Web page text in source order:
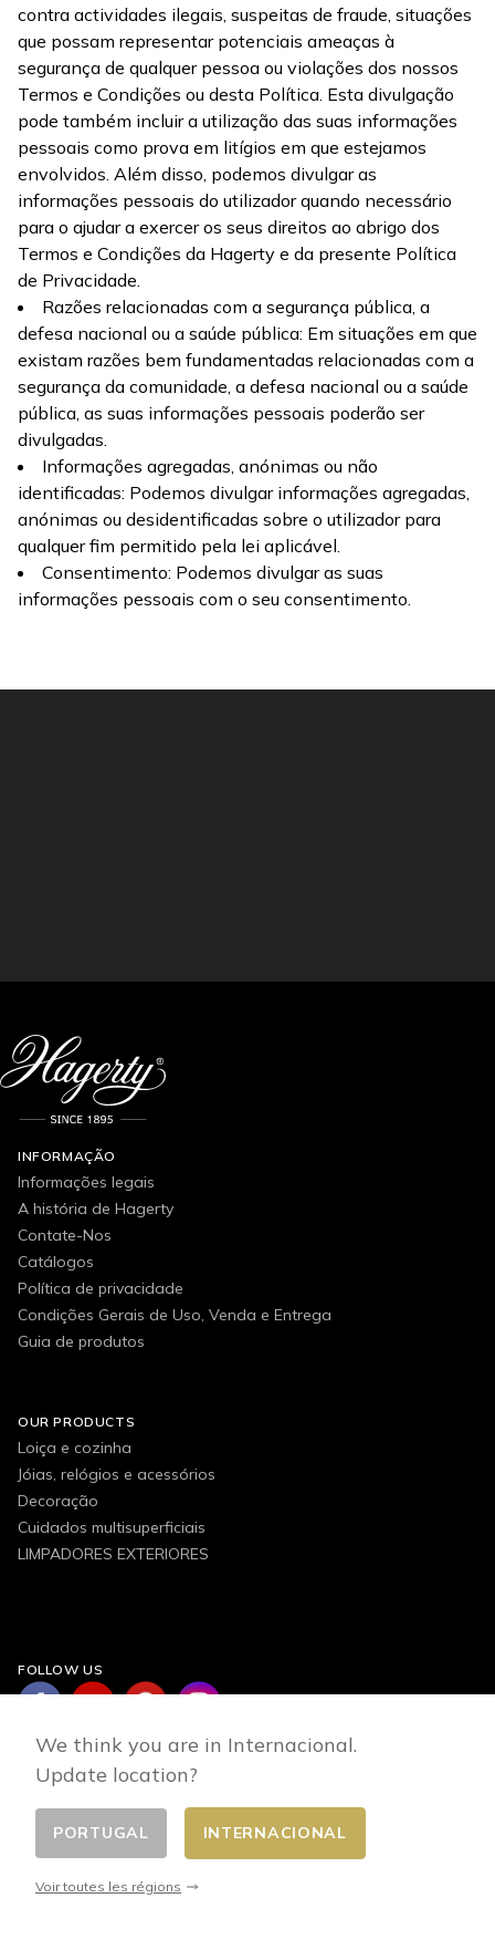
contra actividades ilegais, suspeitas de fraude, situações
que possam representar potenciais ameaças à
segurança de qualquer pessoa ou violações dos nossos
Termos e Condições ou desta Política. Esta divulgação
pode também incluir a utilização das suas informações
pessoais como prova em litígios em que estejamos
envolvidos. Além disso, podemos divulgar as
informações pessoais do utilizador quando necessário
para o ajudar a exercer os seus direitos ao abrigo dos
Termos e Condições da Hagerty e da presente Política
de Privacidade.
Razões relacionadas com a segurança pública, a
defesa nacional ou a saúde pública: Em situações em que
existam razões bem fundamentadas relacionadas com a
segurança da comunidade, a defesa nacional ou a saúde
pública, as suas informações pessoais poderão ser
divulgadas.
Informações agregadas, anónimas ou não
identificadas: Podemos divulgar informações agregadas,
anónimas ou desidentificadas sobre o utilizador para
qualquer fim permitido pela lei aplicável.
Consentimento: Podemos divulgar as suas
informações pessoais com o seu consentimento.
INFORMAÇÃO
Informações legais
A história de Hagerty
Contate-Nos
Catálogos
Política de privacidade
Condições Gerais de Uso, Venda e Entrega
Guia de produtos
OUR PRODUCTS
Loiça e cozinha
Jóias, relógios e acessórios
Decoração
Cuidados multisuperficiais
LIMPADORES EXTERIORES
FOLLOW US
Changer de pays
We think you are in Internacional.
Update location?
PORTUGAL INTERNACIONAL
Voir toutes les régions